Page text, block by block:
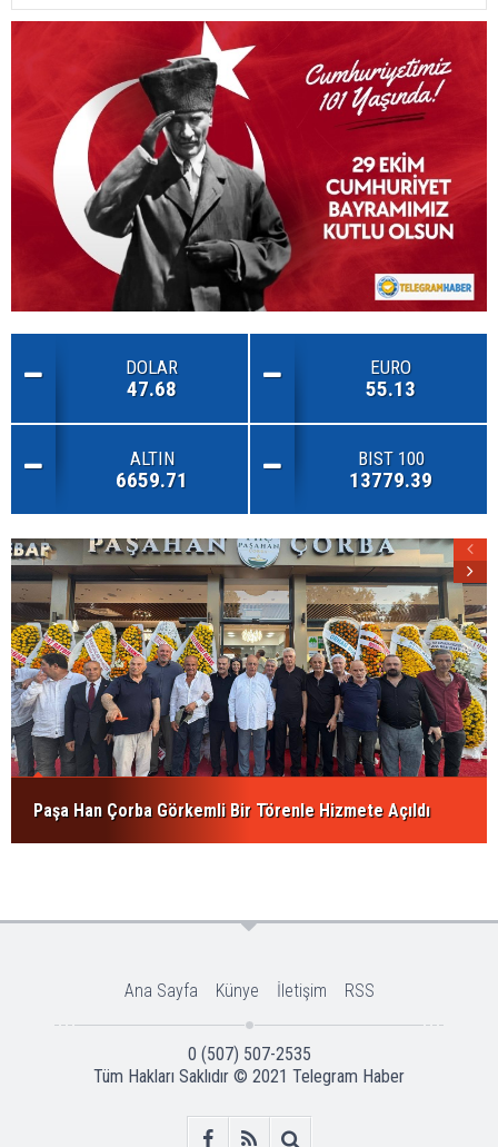
DOLAR
47.68
EURO
55.13
ALTIN
6659.71
BIST 100
13779.39
Paşa Han Çorba Görkemli Bir Törenle Hizmete Açıldı
Ana Sayfa Künye İletişim RSS
0 (507) 507-2535
Tüm Hakları Saklıdır © 2021 Telegram Haber